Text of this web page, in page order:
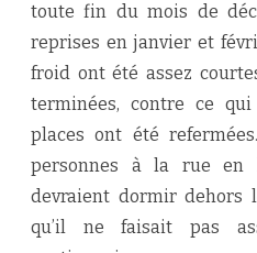
toute fin du mois de
reprises en janvier et
froid ont été assez
terminées, contre ce
places ont été
personnes à la rue en
devraient dormir dehors
qu’il ne faisait pas